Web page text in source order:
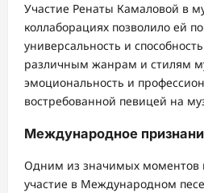
Участие Ренаты Камаловой в
коллаборациях позволило ей
универсальность и
различным жанрам и стилям
эмоциональность и
востребованной певицей на
Международное
Одним из значимых моментов
участие в Международном